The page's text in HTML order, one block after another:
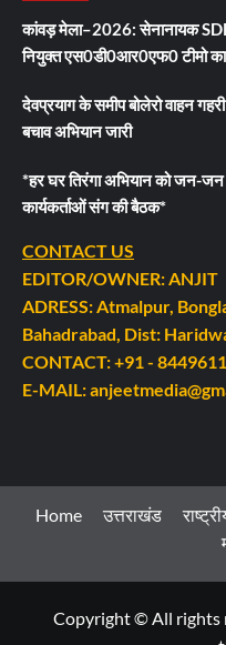
कांवड़ मेला–2026: सेनानायक
नियुक्त एस0डी0आर0एफ0 टीमो का
देवप्रयाग के समीप बोलेरो वाहन
बचाव अभियान जारी
*हर घर तिरंगा अभियान को जन-
कार्यकर्ताओं संग की बैठक*
CONTACT US
EDITOR/OWNER: ANJIT
ADRESS: Atmalpur,
Bahadrabad, Dist:
CONTACT: +91 -
E-MAIL:
Home उत्तराखंड
Copyright © All rights